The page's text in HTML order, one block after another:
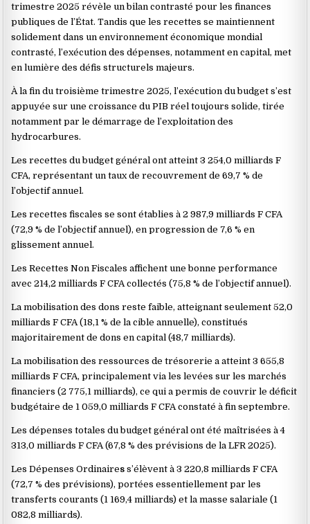
trimestre 2025 révèle un bilan contrasté pour les finances
publiques de l’État. Tandis que les recettes se maintiennent
solidement dans un environnement économique mondial
contrasté, l’exécution des dépenses, notamment en capital, met
en lumière des défis structurels majeurs.
À la fin du troisième trimestre 2025, l’exécution du budget s’est
appuyée sur une croissance du PIB réel toujours solide, tirée
notamment par le démarrage de l’exploitation des
hydrocarbures.
Les recettes du budget général ont atteint 3 254,0 milliards F
CFA, représentant un taux de recouvrement de 69,7 % de
l’objectif annuel.
Les recettes fiscales se sont établies à 2 987,9 milliards F CFA
(72,9 % de l’objectif annuel), en progression de 7,6 % en
glissement annuel.
Les Recettes Non Fiscales affichent une bonne performance
avec 214,2 milliards F CFA collectés (75,8 % de l’objectif annuel).
La mobilisation des dons reste faible, atteignant seulement 52,0
milliards F CFA (18,1 % de la cible annuelle), constitués
majoritairement de dons en capital (48,7 milliards).
La mobilisation des ressources de trésorerie a atteint 3 655,8
milliards F CFA, principalement via les levées sur les marchés
financiers (2 775,1 milliards), ce qui a permis de couvrir le déficit
budgétaire de 1 059,0 milliards F CFA constaté à fin septembre.
Les dépenses totales du budget général ont été maîtrisées à 4
313,0 milliards F CFA (67,8 % des prévisions de la LFR 2025).
Les Dépenses Ordinairess’élèvent à 3 220,8 milliards F CFA
(72,7 % des prévisions), portées essentiellement par les
transferts courants (1 169,4 milliards) et la masse salariale (1
082,8 milliards).